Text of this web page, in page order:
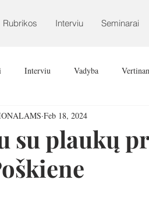
Rubrikos Interviu Seminarai
Interviu Vadyba
su plaukų
Feb 18, 2024